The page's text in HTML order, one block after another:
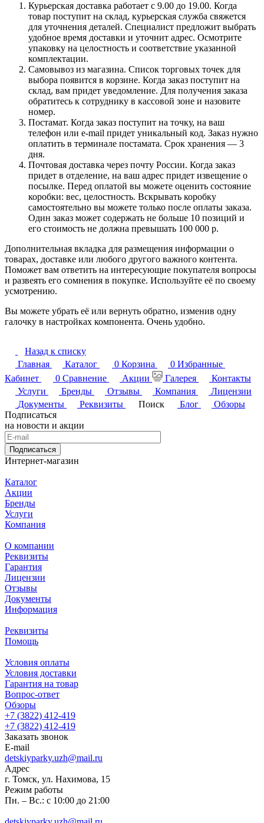
Курьерская доставка работает с 9.00 до 19.00. Когда
товар поступит на склад, курьерская служба свяжется
для уточнения деталей. Специалист предложит выбрать
удобное время доставки и уточнит адрес. Осмотрите
упаковку на целостность и соответствие указанной
комплектации.
Самовывоз из магазина. Список торговых точек для
выбора появится в корзине. Когда заказ поступит на
склад, вам придет уведомление. Для получения заказа
обратитесь к сотруднику в кассовой зоне и назовите
номер.
Постамат. Когда заказ поступит на точку, на ваш
телефон или e-mail придет уникальный код. Заказ нужно
оплатить в терминале постамата. Срок хранения — 3
дня.
Почтовая доставка через почту России. Когда заказ
придет в отделение, на ваш адрес придет извещение о
посылке. Перед оплатой вы можете оценить состояние
коробки: вес, целостность. Вскрывать коробку
самостоятельно вы можете только после оплаты заказа.
Один заказ может содержать не больше 10 позиций и
его стоимость не должна превышать 100 000 р.
Дополнительная вкладка для размещения информации о
товарах, доставке или любого другого важного контента.
Поможет вам ответить на интересующие покупателя вопросы
и развеять его сомнения в покупке. Используйте её по своему
усмотрению.
Вы можете убрать её или вернуть обратно, изменив одну
галочку в настройках компонента. Очень удобно.
Назад к списку
Главная
Каталог 0 Корзина 0 Избранные
Кабинет
0 Сравнение Акции Галерея
Контакты
Услуги
Бренды Отзывы Компания
Лицензии
Документы
Реквизиты Поиск Блог
Обзоры
Подписаться
на новости и акции
Подписаться
Интернет-магазин
Каталог
Акции
Бренды
Услуги
Компания
О компании
Реквизиты
Гарантия
Лицензии
Отзывы
Документы
Информация
Реквизиты
Помощь
Условия оплаты
Условия доставки
Гарантия на товар
Вопрос-ответ
Обзоры
+7 (3822) 412-419
+7 (3822) 412-419
Заказать звонок
E-mail
detskiyparky.uzh@mail.ru
Адрес
г. Томск, ул. Нахимова, 15
Режим работы
Пн. – Вс.: с 10:00 до 21:00